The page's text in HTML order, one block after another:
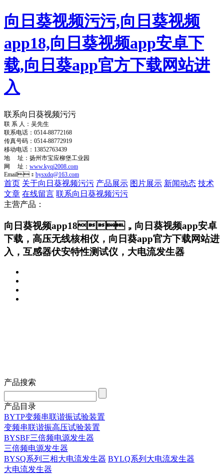
向日葵视频污污,向日葵视频
app18,向日葵视频app安卓下
载,向日葵app官方下载网站进
入
联系向日葵视频污污
联 系 人：吴先生
联系电话：0514-88772168
传真号码：0514-88772919
移动电话：13852763439
地 址：扬州市宝应柳堡工业园
网 址： www.kyqj2008.com
Email： bysxdq@163.com
首页 关于向日葵视频污污 产品展示 图片展示 新闻动态 技术
文章 在线留言 联系向日葵视频污污
主营产品：
向日葵视频app18，向日葵视频app安卓
下载，高压无线核相仪，向日葵app官方下载网站进
入，互感器伏安特性测试仪，大电流发生器
产品搜索
产品目录
BYTP变频串联谐振试验装置
变频串联谐振高压试验装置
BYSBF三倍频电源发生器
三倍频电源发生器
BYSQ系列三相大电流发生器 BYLQ系列大电流发生器
大电流发生器